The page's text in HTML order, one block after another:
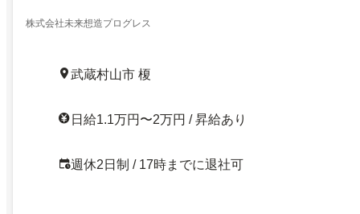
株式会社未来想造プログレス
武蔵村山市 榎
日給1.1万円〜2万円 / 昇給あり
週休2日制 / 17時までに退社可